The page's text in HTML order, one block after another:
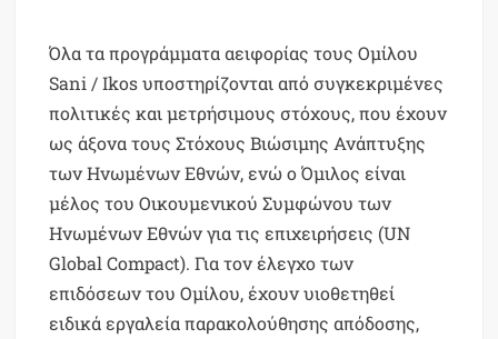
Όλα τα προγράμματα αειφορίας τους Ομίλου
Sani / Ikos υποστηρίζονται από συγκεκριμένες
πολιτικές και μετρήσιμους στόχους, που έχουν
ως άξονα τους Στόχους Βιώσιμης Ανάπτυξης
των Ηνωμένων Εθνών, ενώ ο Όμιλος είναι
μέλος του Οικουμενικού Συμφώνου των
Ηνωμένων Εθνών για τις επιχειρήσεις (UN
Global Compact). Για τον έλεγχο των
επιδόσεων του Ομίλου, έχουν υιοθετηθεί
ειδικά εργαλεία παρακολούθησης απόδοσης,